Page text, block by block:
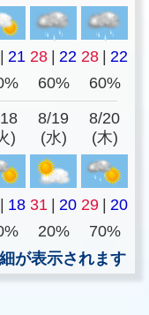
21 28 22 28
22
60% 60%
)
8/19
(水)
8/20
(木)
18 31 20 29
20
20%
70%
が表示されます